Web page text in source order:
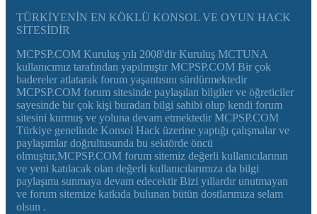
TÜRKİYENİN EN KÖKLÜ KONSOL VE OYUN HACK
SİTESİDİR
MCPSP.COM Kuruluş yılı 2008'dir Kuruluş MCTUNA
kullanıcımız tarafından yapılmıştır MCPSP.COM Bir çok
badereler atlatarak forum yaşantısını sürdürmektedir
MCPSP.COM forum sitesinde paylaşılan bilgiler ve öğreticiler
sayesinde bir çok kişi buradan bilgi sahibi olup kendi forum
sitesini kurmuş ve yoluna devam etmektedir MCPSP.COM
Türkiye genelinde Konsol Hack üzerine yaptığı çalışmalar ve
paylaşımlar doğrultusunda bu sektörde öncü
olmuştur,MCPSP.COM forum sitemiz değerli kullanıcılarının
ve yeni katılacak olan değerli kullanıcılarımıza da bilgi
paylaşımı sunmaya devam edecektir Bizi yıllardır unutmayan
ve forum sitemize katkıda bulunan bütün dostlarımıza selam
olsun .